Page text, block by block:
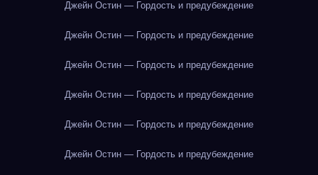
Джейн Остин — Гордость и предубеждение
Джейн Остин — Гордость и предубеждение
Джейн Остин — Гордость и предубеждение
Джейн Остин — Гордость и предубеждение
Джейн Остин — Гордость и предубеждение
Джейн Остин — Гордость и предубеждение